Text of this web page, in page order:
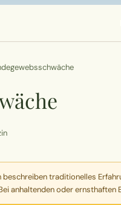
beschreiben traditionelles
anhaltenden oder